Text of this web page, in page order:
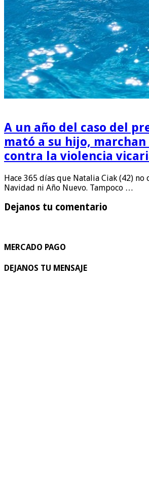
A un año del caso del
mató a su hijo, marchan
contra la violencia
Hace 365 días que Natalia Ciak (42) no
Navidad ni Año Nuevo. Tampoco …
Dejanos tu comentario
MERCADO PAGO
DEJANOS TU MENSAJE